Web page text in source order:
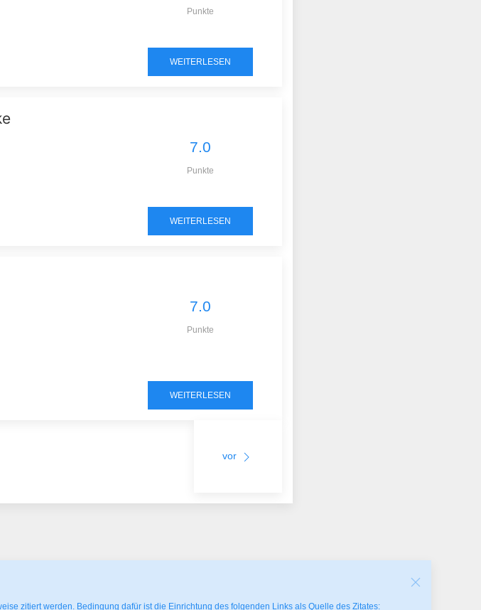
Punkte
WEITERLESEN
7.0
Punkte
WEITERLESEN
7.0
Punkte
WEITERLESEN
vor
zitiert werden. Bedingung dafür ist die Einrichtung des folgenden Links als Quelle des Zitates: